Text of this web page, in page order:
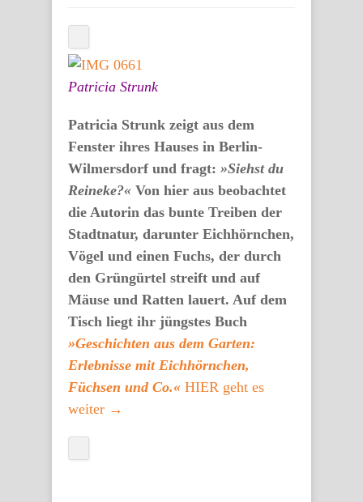
Patricia Strunk
Patricia Strunk zeigt aus dem
Fenster ihres Hauses in Berlin-
Wilmersdorf und fragt: »Siehst du
Reineke?« Von hier aus beobachtet
die Autorin das bunte Treiben der
Stadtnatur, darunter Eichhörnchen,
Vögel und einen Fuchs, der durch
den Grüngürtel streift und auf
Mäuse und Ratten lauert. Auf dem
Tisch liegt ihr jüngstes Buch
»Geschichten aus dem Garten:
Erlebnisse mit Eichhörnchen,
Füchsen und Co.« HIER geht es
weiter →